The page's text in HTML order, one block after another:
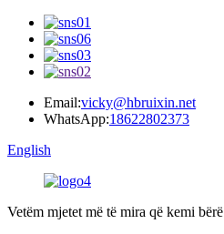
Email:vicky@hbruixin.net
WhatsApp:18622802373
English
Vetëm mjetet më të mira që kemi bërë